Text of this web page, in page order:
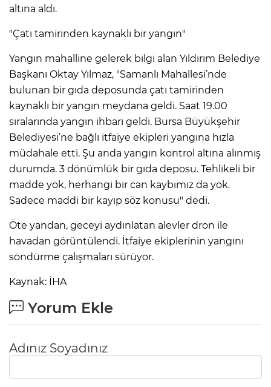
altına aldı.
"Çatı tamirinden kaynaklı bir yangın"
Yangın mahalline gelerek bilgi alan Yıldırım Belediye
Başkanı Oktay Yılmaz, "Samanlı Mahallesi’nde
bulunan bir gıda deposunda çatı tamirinden
kaynaklı bir yangın meydana geldi. Saat 19.00
sıralarında yangın ihbarı geldi. Bursa Büyükşehir
Belediyesi’ne bağlı itfaiye ekipleri yangına hızla
müdahale etti. Şu anda yangın kontrol altına alınmış
durumda. 3 dönümlük bir gıda deposu. Tehlikeli bir
madde yok, herhangi bir can kaybımız da yok.
Sadece maddi bir kayıp söz konusu" dedi.
Öte yandan, geceyi aydınlatan alevler dron ile
havadan görüntülendi. İtfaiye ekiplerinin yangını
söndürme çalışmaları sürüyor.
Kaynak: İHA
Yorum Ekle
Adınız Soyadınız